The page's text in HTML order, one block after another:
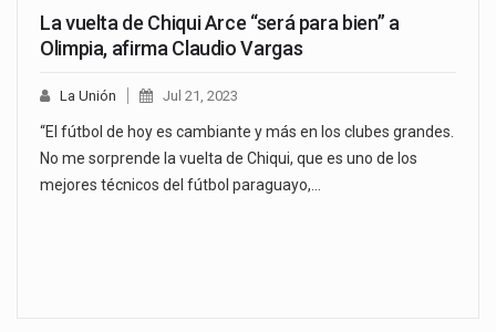
La vuelta de Chiqui Arce “será para bien” a
Olimpia, afirma Claudio Vargas
La Unión Jul 21, 2023
“El fútbol de hoy es cambiante y más en los clubes grandes.
No me sorprende la vuelta de Chiqui, que es uno de los
mejores técnicos del fútbol paraguayo,…